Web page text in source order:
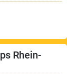
Rhein-